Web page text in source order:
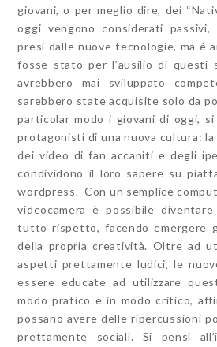
giovani, o per meglio dire, dei
oggi vengono considerati
presi dalle nuove tecnologie, ma è
fosse stato per l’ausilio di questi
avrebbero mai sviluppato
sarebbero state acquisite solo da
particolar modo i giovani di oggi,
protagonisti di una nuova cultura: la
dei video di fan accaniti e degli
condividono il loro sapere su
wordpress. Con un semplice
videocamera è possibile
tutto rispetto, facendo emergere
della propria creatività. Oltre ad
aspetti prettamente ludici, le
essere educate ad utilizzare
modo pratico e in modo critico,
possano avere delle ripercussioni
prettamente sociali. Si pensi